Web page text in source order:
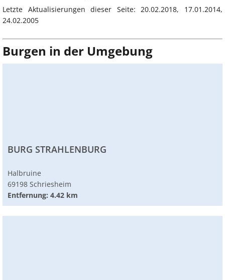
Letzte Aktualisierungen dieser Seite: 20.02.2018, 17.01.2014,
24.02.2005
Burgen in der Umgebung
BURG STRAHLENBURG
Halbruine
69198 Schriesheim
Entfernung: 4.42 km